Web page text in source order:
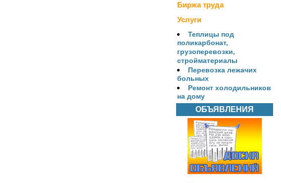
Биржа труда
Услуги
Теплицы под
поликарбонат,
грузоперевозки,
стройматериалы
Перевозка лежачих
больных
Ремонт холодильников
на дому
ОБЪЯВЛЕНИЯ